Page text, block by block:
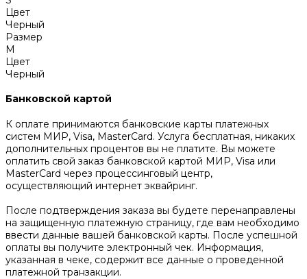
Цвет
Черный
Размер
M
Цвет
Черный
Банковской картой
К оплате принимаются банковские карты платежных
систем МИР, Visa, MasterCard. Услуга бесплатная, никаких
дополнительных процентов вы не платите. Вы можете
оплатить свой заказ банковской картой МИР, Visa или
MasterCard через процессинговый центр,
осуществляющий интернет эквайринг.
После подтверждения заказа вы будете перенаправлены
на защищенную платежную страницу, где вам необходимо
ввести данные вашей банковской карты. После успешной
оплаты вы получите электронный чек. Информация,
указанная в чеке, содержит все данные о проведенной
платежной транзакции.